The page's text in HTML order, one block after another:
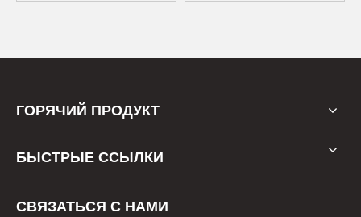
ГОРЯЧИЙ ПРОДУКТ
БЫСТРЫЕ ССЫЛКИ
СВЯЗАТЬСЯ С НАМИ